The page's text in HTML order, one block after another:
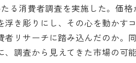
る消費者調査を実施した。価
浮き彫りにし、その心を動かす
者リサーチに踏み込んだのか。
、調査から見えてきた市場の可